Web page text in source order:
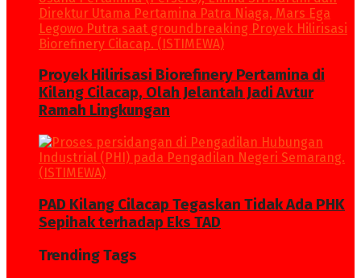
Proyek Hilirisasi Biorefinery Pertamina di
Kilang Cilacap, Olah Jelantah Jadi Avtur
Ramah Lingkungan
PAD Kilang Cilacap Tegaskan Tidak Ada PHK
Sepihak terhadap Eks TAD
Trending Tags